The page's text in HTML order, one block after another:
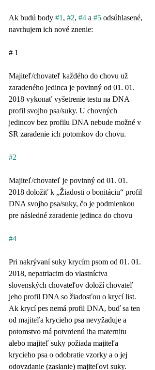
Ak budú body #1 , #2, #4 a #5 odsúhlasené,
navrhujem ich nové znenie:
# 1
Majiteľ/chovateľ každého do chovu už
zaradeného jedinca je povinný od 01. 01.
2018 vykonať vyšetrenie testu na DNA
profil svojho psa/suky. U chovných
jedincov bez profilu DNA nebude možné v
SR zaradenie ich potomkov do chovu.
#2
Majiteľ/chovateľ je povinný od 01. 01.
2018 doložiť k „Žiadosti o bonitáciu“ profil
DNA svojho psa/suky, čo je podmienkou
pre následné zaradenie jedinca do chovu
#4
Pri nakrývaní suky krycím psom od 01. 01.
2018, nepatriacim do vlastníctva
slovenských chovateľov doloží chovateľ
jeho profil DNA so žiadosťou o krycí list.
Ak krycí pes nemá profil DNA, buď sa ten
od majiteľa krycieho psa nevyžaduje a
potomstvo má potvrdenú iba maternitu
alebo majiteľ suky požiada majiteľa
krycieho psa o odobratie vzorky a o jej
odovzdanie (zaslanie) majiteľovi suky.